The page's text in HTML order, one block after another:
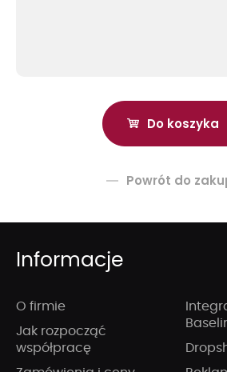
Powrót do
Informacje
O firmie
Jak rozpocząć
współpracę